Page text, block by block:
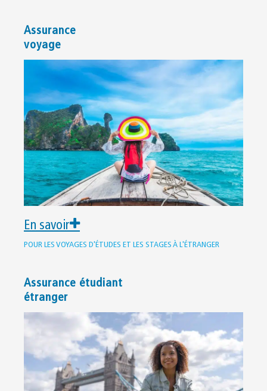
Assurance
voyage
En savoir
POUR LES VOYAGES D'ÉTUDES ET LES STAGES À L'ÉTRANGER
Assurance étudiant
étranger